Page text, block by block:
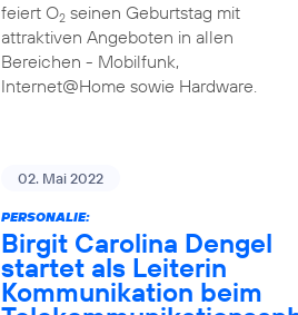
feiert O2seinen Geburtstag mit
attraktiven Angeboten in allen
Bereichen - Mobilfunk,
Internet@Home sowie Hardware.
02. Mai 2022
PERSONALIE:
Birgit Carolina Dengel
startet als Leiterin
Kommunikation beim